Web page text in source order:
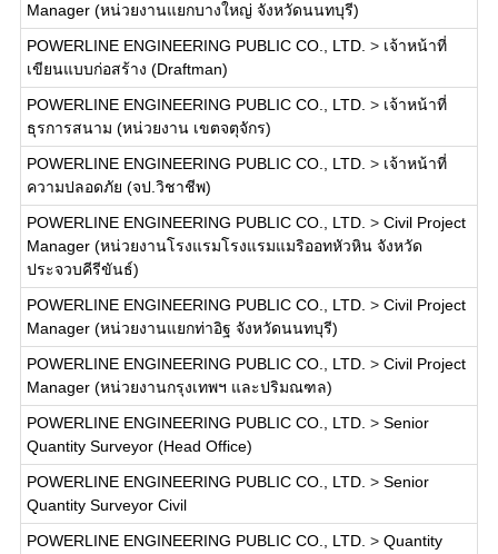
Manager (หน่วยงานแยกบางใหญ่ จังหวัดนนทบุรี)
POWERLINE ENGINEERING PUBLIC CO., LTD. > เจ้าหน้าที่
เขียนแบบก่อสร้าง (Draftman)
POWERLINE ENGINEERING PUBLIC CO., LTD. > เจ้าหน้าที่
ธุรการสนาม (หน่วยงาน เขตจตุจักร)
POWERLINE ENGINEERING PUBLIC CO., LTD. > เจ้าหน้าที่
ความปลอดภัย (จป.วิชาชีพ)
POWERLINE ENGINEERING PUBLIC CO., LTD. > Civil Project
Manager (หน่วยงานโรงแรมโรงแรมแมริออทหัวหิน จังหวัด
ประจวบคีรีขันธ์)
POWERLINE ENGINEERING PUBLIC CO., LTD. > Civil Project
Manager (หน่วยงานแยกท่าอิฐ จังหวัดนนทบุรี)
POWERLINE ENGINEERING PUBLIC CO., LTD. > Civil Project
Manager (หน่วยงานกรุงเทพฯ และปริมณฑล)
POWERLINE ENGINEERING PUBLIC CO., LTD. > Senior
Quantity Surveyor (Head Office)
POWERLINE ENGINEERING PUBLIC CO., LTD. > Senior
Quantity Surveyor Civil
POWERLINE ENGINEERING PUBLIC CO., LTD. > Quantity